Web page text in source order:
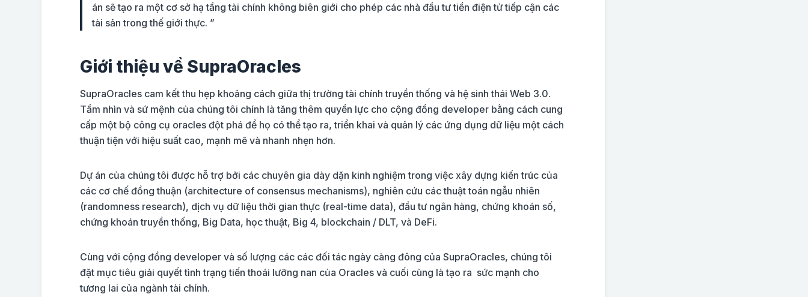
án sẽ tạo ra một cơ sở hạ tầng tài chính không biên giới cho phép các nhà đầu tư tiền điện tử tiếp cận các
tài sản trong thế giới thực. ”
Giới thiệu về SupraOracles
SupraOracles cam kết thu hẹp khoảng cách giữa thị trường tài chính truyền thống và hệ sinh thái Web 3.0.
Tầm nhìn và sứ mệnh của chúng tôi chính là tăng thêm quyền lực cho cộng đồng developer bằng cách cung
cấp một bộ công cụ oracles đột phá để họ có thể tạo ra, triển khai và quản lý các ứng dụng dữ liệu một cách
thuận tiện với hiệu suất cao, mạnh mẽ và nhanh nhẹn hơn.
Dự án của chúng tôi được hỗ trợ bởi các chuyên gia dày dặn kinh nghiệm trong việc xây dựng kiến ​​trúc của
các cơ chế đồng thuận (architecture of consensus mechanisms), nghiên cứu các thuật toán ngẫu nhiên
(randomness research), dịch vụ dữ liệu thời gian thực (real-time data), đầu tư ngân hàng, chứng khoán số,
chứng khoán truyền thống, Big Data, học thuật, Big 4, blockchain / DLT, và DeFi.
Cùng với cộng đồng developer và số lượng các các đối tác ngày càng đông của SupraOracles, chúng tôi
đặt mục tiêu giải quyết tình trạng tiến thoái lưỡng nan của Oracles và cuối cùng là tạo ra sức mạnh cho
tương lai của ngành tài chính.